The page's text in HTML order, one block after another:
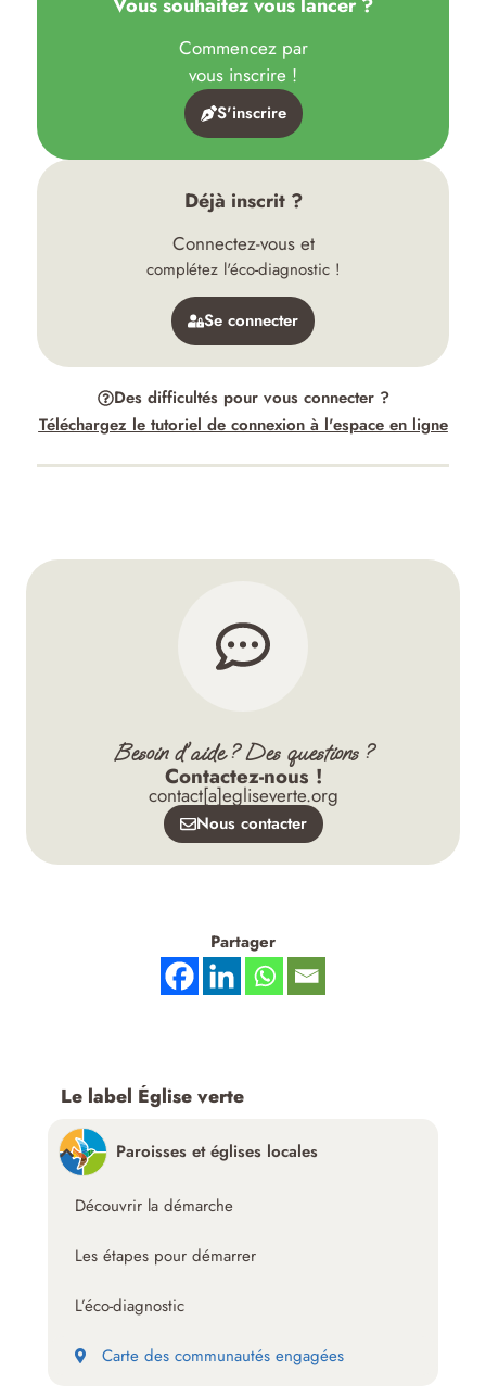
Le label Église verte
Paroisses et églises locales
Découvrir la démarche
Les étapes pour démarrer
L’éco-diagnostic
Carte des communautés engagées
Commencez par
vous inscrire !
S'inscrire
Déjà inscrit ?
Connectez-vous et
complétez l'éco-diagnostic !
Se connecter
Des difficultés pour vous connecter ?
Téléchargez le tutoriel de connexion à l'espace en ligne
Besoin d'aide ? Des questions ?
Contactez-nous !
contact[a]egliseverte.org
Nous contacter
Partager